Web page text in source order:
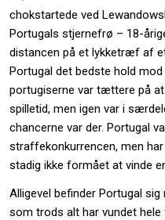
chokstartede ved
Portugals stjernefrø – 18-
distancen på et lykketræf af
Portugal det bedste hold
portugiserne var tættere på
spilletid, men igen var i
chancerne var der. Portugal
straffekonkurrencen, men
stadig ikke formået at vinde
Alligevel befinder Portugal
som trods alt har vundet hele